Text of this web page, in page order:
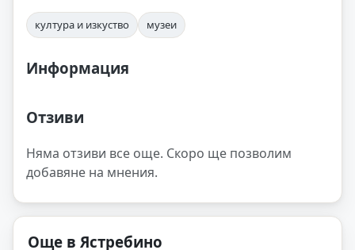
култура и изкуство музеи
Информация
Отзиви
Няма отзиви все още. Скоро ще позволим
добавяне на мнения.
Още в Ястребино